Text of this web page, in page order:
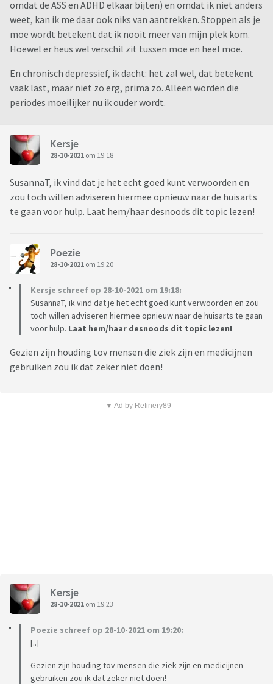
omdat de ASS en ADHD elkaar bijten) en omdat ik niet anders
weet, kan ik me daar ook niks van aantrekken. Stoppen als je
moe wordt betekent dat ik nooit meer van mijn plek kom.
Hoewel er heus wel verschil zit tussen moe en heel moe.
En chronisch depressief, ik dacht: het zal wel, dat betekent
vaak last, maar niet zo erg, prima zo. Alleen worden die
periodes moeilijker nu ik ouder wordt.
Kersje
28-10-2021 om 19:18
SusannaT, ik vind dat je het echt goed kunt verwoorden en
zou toch willen adviseren hiermee opnieuw naar de huisarts
te gaan voor hulp. Laat hem/haar desnoods dit topic lezen!
Poezie
28-10-2021 om 19:20
Kersje schreef op 28-10-2021 om 19:18:
SusannaT, ik vind dat je het echt goed kunt verwoorden en zou
toch willen adviseren hiermee opnieuw naar de huisarts te gaan
voor hulp. Laat hem/haar desnoods dit topic lezen!
Gezien zijn houding tov mensen die ziek zijn en medicijnen
gebruiken zou ik dat zeker niet doen!
▼ Ad by Refinery89
Kersje
28-10-2021 om 19:23
Poezie schreef op 28-10-2021 om 19:20:
[..]
Gezien zijn houding tov mensen die ziek zijn en medicijnen
gebruiken zou ik dat zeker niet doen!